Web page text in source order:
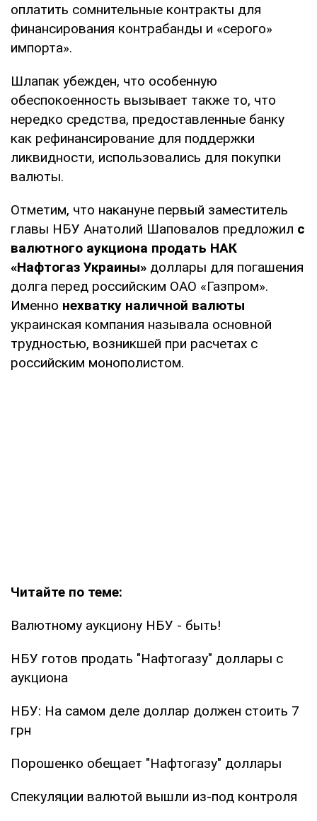
оплатить сомнительные контракты для
финансирования контрабанды и «серого»
импорта».
Шлапак убежден, что особенную
обеспокоенность вызывает также то, что
нередко средства, предоставленные банку
как рефинансирование для поддержки
ликвидности, использовались для покупки
валюты.
Отметим, что накануне первый заместитель
главы НБУ Анатолий Шаповалов предложил с
валютного аукциона продать НАК
«Нафтогаз Украины» доллары для погашения
долга перед российским ОАО «Газпром».
Именно нехватку наличной валюты
украинская компания называла основной
трудностью, возникшей при расчетах с
российским монополистом.
Читайте по теме:
Валютному аукциону НБУ - быть!
НБУ готов продать "Нафтогазу" доллары с
аукциона
НБУ: На самом деле доллар должен стоить 7
грн
Порошенко обещает "Нафтогазу" доллары
Спекуляции валютой вышли из-под контроля